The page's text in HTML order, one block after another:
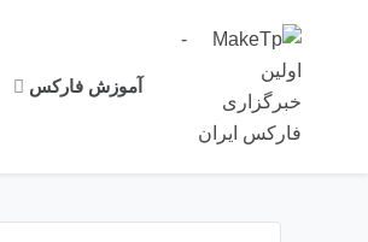
آموزش فارکس